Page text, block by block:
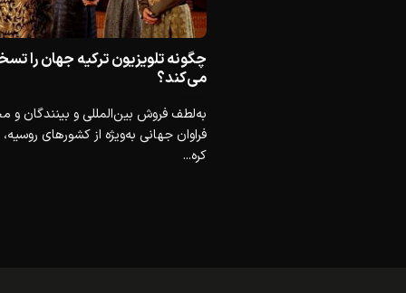
چگونه تلویزیون ترکیه جهان را
می‌کند؟
به‌لطف فروش بین‌المللی و بینندگان و
فراوان جهانی به‌ویژه از کشورهای
کره...